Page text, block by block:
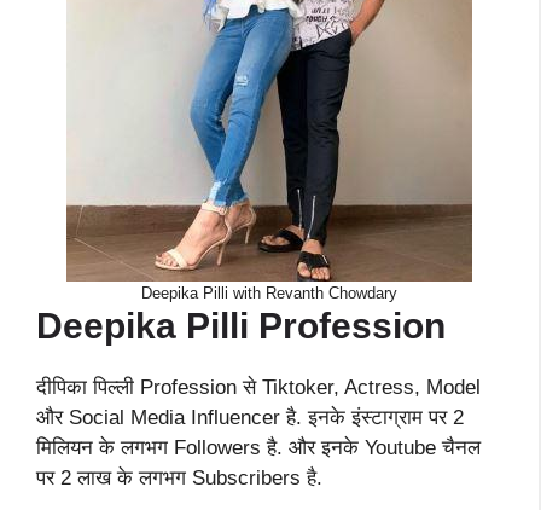
Deepika Pilli with Revanth Chowdary
Deepika Pilli Profession
दीपिका पिल्ली Profession से Tiktoker, Actress, Model
और Social Media Influencer है. इनके इंस्टाग्राम पर 2
मिलियन के लगभग Followers है. और इनके Youtube चैनल
पर 2 लाख के लगभग Subscribers है.